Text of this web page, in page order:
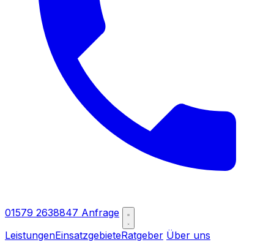
01579 2638847 Anfrage
LeistungenEinsatzgebieteRatgeber Über uns